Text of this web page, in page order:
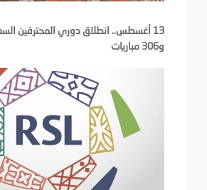
و306 مباريات